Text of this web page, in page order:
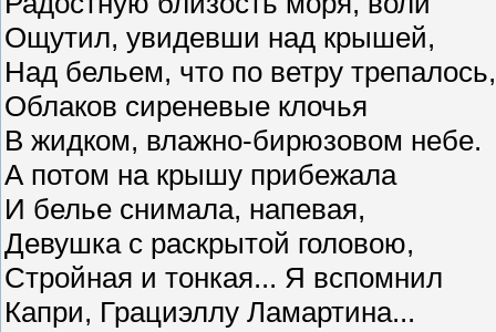
Ощутил, увидевши над крышей,
Над бельем, что по ветру трепалось,
Облаков сиреневые клочья
В жидком, влажно-бирюзовом небе.
А потом на крышу прибежала
И белье снимала, напевая,
Девушка с раскрытой головою,
Стройная и тонкая... Я вспомнил
Капри, Грациэллу Ламартина...